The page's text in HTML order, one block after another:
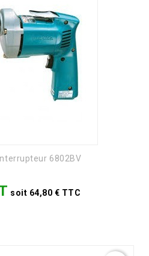
6802BV
soit 64,80 € TTC